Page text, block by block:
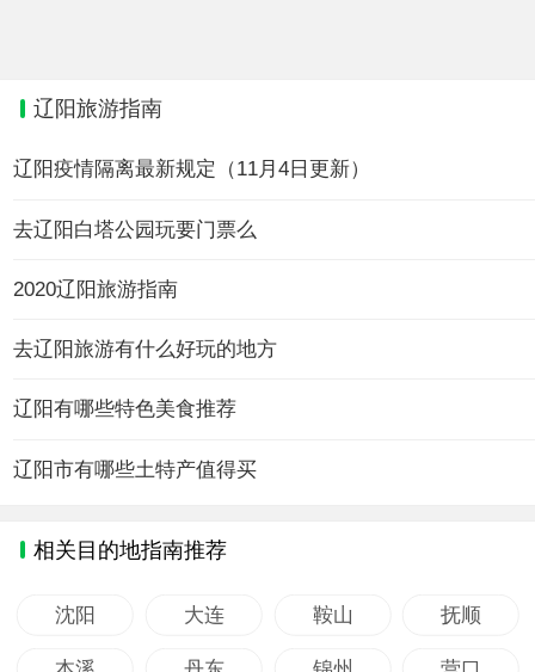
辽阳旅游指南
辽阳疫情隔离最新规定（11月4日更新）
去辽阳白塔公园玩要门票么
2020辽阳旅游指南
去辽阳旅游有什么好玩的地方
辽阳有哪些特色美食推荐
辽阳市有哪些土特产值得买
相关目的地指南推荐
沈阳 大连 鞍山 抚顺